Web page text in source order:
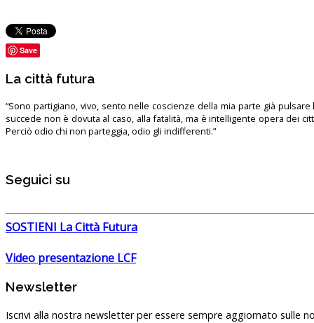
Save
La città futura
“Sono partigiano, vivo, sento nelle coscienze della mia parte già pulsare
succede non è dovuta al caso, alla fatalità, ma è intelligente opera dei
Perciò odio chi non parteggia, odio gli indifferenti.”
Seguici su
SOSTIENI La Città Futura
Video presentazione LCF
Newsletter
Iscrivi alla nostra newsletter per essere sempre aggiornato sulle